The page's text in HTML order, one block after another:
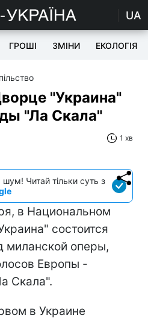
UA
ГРОШІ ЗМІНИ ЕКОЛОГІЯ
"Украина"
"Ла Скала"
1 хв
Читай тільки суть з
в Национальном
состоится
миланской оперы,
Европы -
Скала".
в Украине